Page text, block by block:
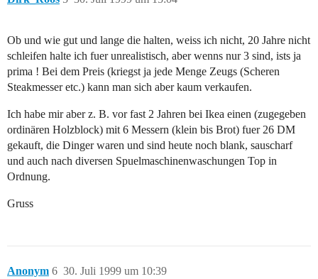
Ob und wie gut und lange die halten, weiss ich nicht, 20 Jahre nicht
schleifen halte ich fuer unrealistisch, aber wenns nur 3 sind, ists ja
prima ! Bei dem Preis (kriegst ja jede Menge Zeugs (Scheren
Steakmesser etc.) kann man sich aber kaum verkaufen.
Ich habe mir aber z. B. vor fast 2 Jahren bei Ikea einen (zugegeben
ordinären Holzblock) mit 6 Messern (klein bis Brot) fuer 26 DM
gekauft, die Dinger waren und sind heute noch blank, sauscharf
und auch nach diversen Spuelmaschinenwaschungen Top in
Ordnung.
Gruss
Anonym 30. Juli 1999 um 10:39
6